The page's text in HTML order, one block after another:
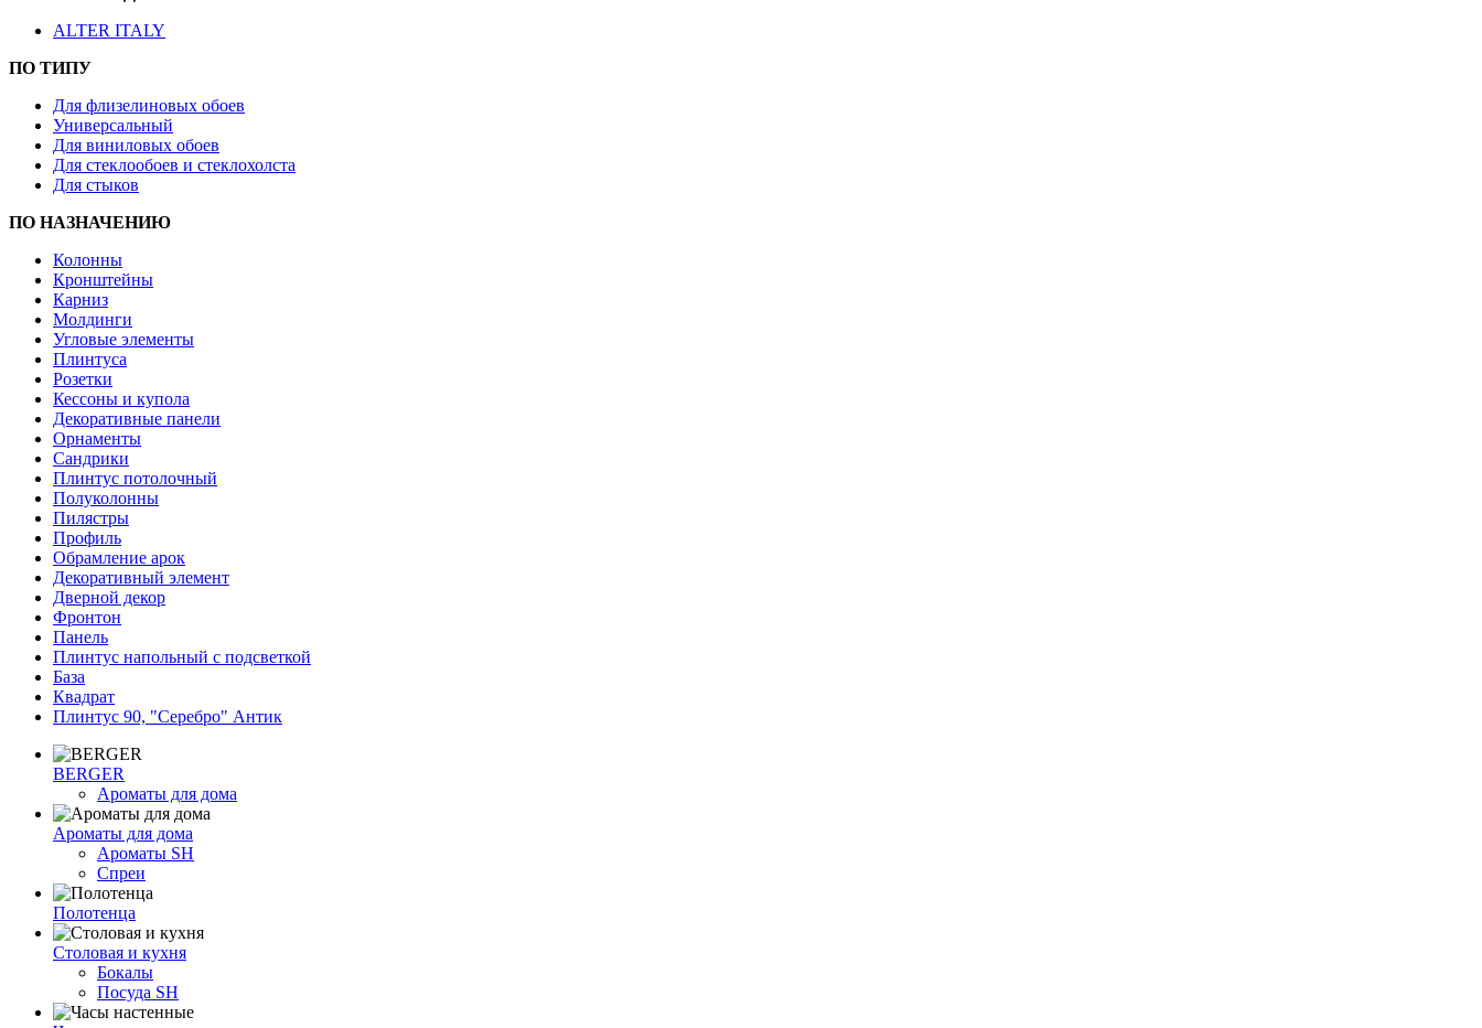
ALTER ITALY
ПО ТИПУ
Для флизелиновых обоев
Универсальный
Для виниловых обоев
Для стеклообоев и стеклохолста
Для стыков
ПО НАЗНАЧЕНИЮ
Колонны
Кронштейны
Карниз
Молдинги
Угловые элементы
Плинтуса
Розетки
Кессоны и купола
Декоративные панели
Орнаменты
Сандрики
Плинтус потолочный
Полуколонны
Пилястры
Профиль
Обрамление арок
Декоративный элемент
Дверной декор
Фронтон
Панель
Плинтус напольный с подсветкой
База
Квадрат
Плинтус 90, "Серебро" Антик
BERGER
Ароматы для дома
Ароматы для дома
Ароматы SH
Спреи
Полотенца
Столовая и кухня
Бокалы
Посуда SH